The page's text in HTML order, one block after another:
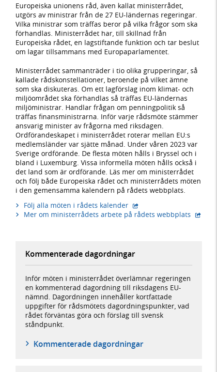
Europeiska unionens råd, även kallat ministerrådet,
utgörs av ministrar från de 27 EU-ländernas regeringar.
Vilka ministrar som träffas beror på vilka frågor som ska
förhandlas. Ministerrådet har, till skillnad från
Europeiska rådet, en lagstiftande funktion och tar beslut
om lagar tillsammans med Europaparlamentet.
Ministerrådet sammanträder i tio olika grupperingar, så
kallade rådskonstellationer, beroende på vilket ämne
som ska diskuteras. Om ett lagförslag inom klimat- och
miljöområdet ska förhandlas så träffas EU-ländernas
miljöministrar. Handlar frågan om penningpolitik så
träffas finansministrarna. Inför varje rådsmöte stämmer
ansvarig minister av frågorna med riksdagen.
Ordförandeskapet i ministerrådet roterar mellan EU:s
medlemsländer var sjätte månad. Under våren 2023 var
Sverige ordförande. De flesta möten hålls i Bryssel och i
bland i Luxemburg. Vissa informella möten hålls också i
det land som är ordförande. Läs mer om ministerrådet
och följ både Europeiska rådet och ministerrådets möten
i den gemensamma kalendern på rådets webbplats.
Följ alla möten i rådets kalender - extern webbplats,
Mer om ministerrådets arbete på rådets webbplats -
Kommenterade dagordningar
Inför möten i ministerrådet överlämnar regeringen
en kommenterad dagordning till riksdagens EU-
nämnd. Dagordningen innehåller kortfattade
uppgifter för rådsmötets dagordningspunkter, vad
rådet förväntas göra och förslag till svensk
ståndpunkt.
Kommenterade dagordningar